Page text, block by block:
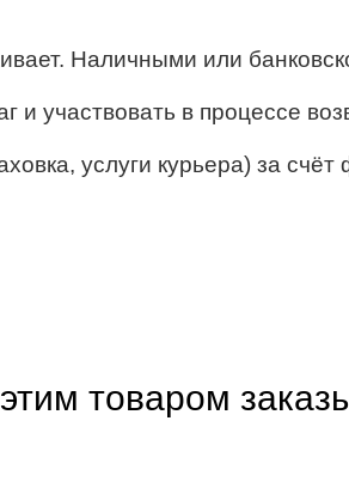
Наличными или
и участвовать в процессе
услуги курьера) за счёт
товаром